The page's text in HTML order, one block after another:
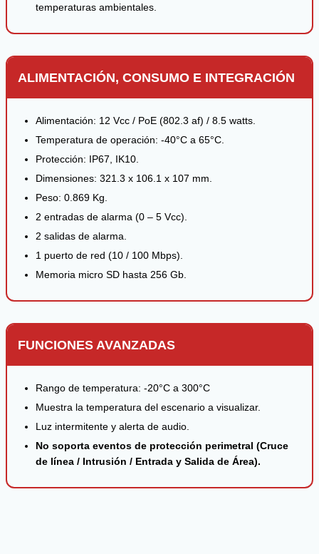
temperaturas ambientales.
ALIMENTACIÓN, CONSUMO E INTEGRACIÓN
Alimentación: 12 Vcc / PoE (802.3 af) / 8.5 watts.
Temperatura de operación: -40°C a 65°C.
Protección: IP67, IK10.
Dimensiones: 321.3 x 106.1 x 107 mm.
Peso: 0.869 Kg.
2 entradas de alarma (0 – 5 Vcc).
2 salidas de alarma.
1 puerto de red (10 / 100 Mbps).
Memoria micro SD hasta 256 Gb.
FUNCIONES AVANZADAS
Rango de temperatura: -20°C a 300°C
Muestra la temperatura del escenario a visualizar.
Luz intermitente y alerta de audio.
No soporta eventos de protección perimetral (Cruce
de línea / Intrusión / Entrada y Salida de Área).